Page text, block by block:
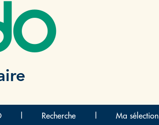
Recherche Ma sélection